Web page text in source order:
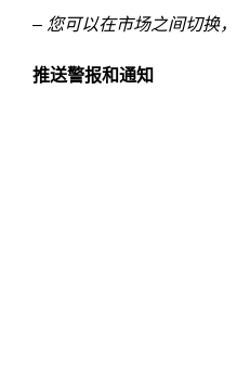
– 您可以在市场之间切换
推送警报和通知